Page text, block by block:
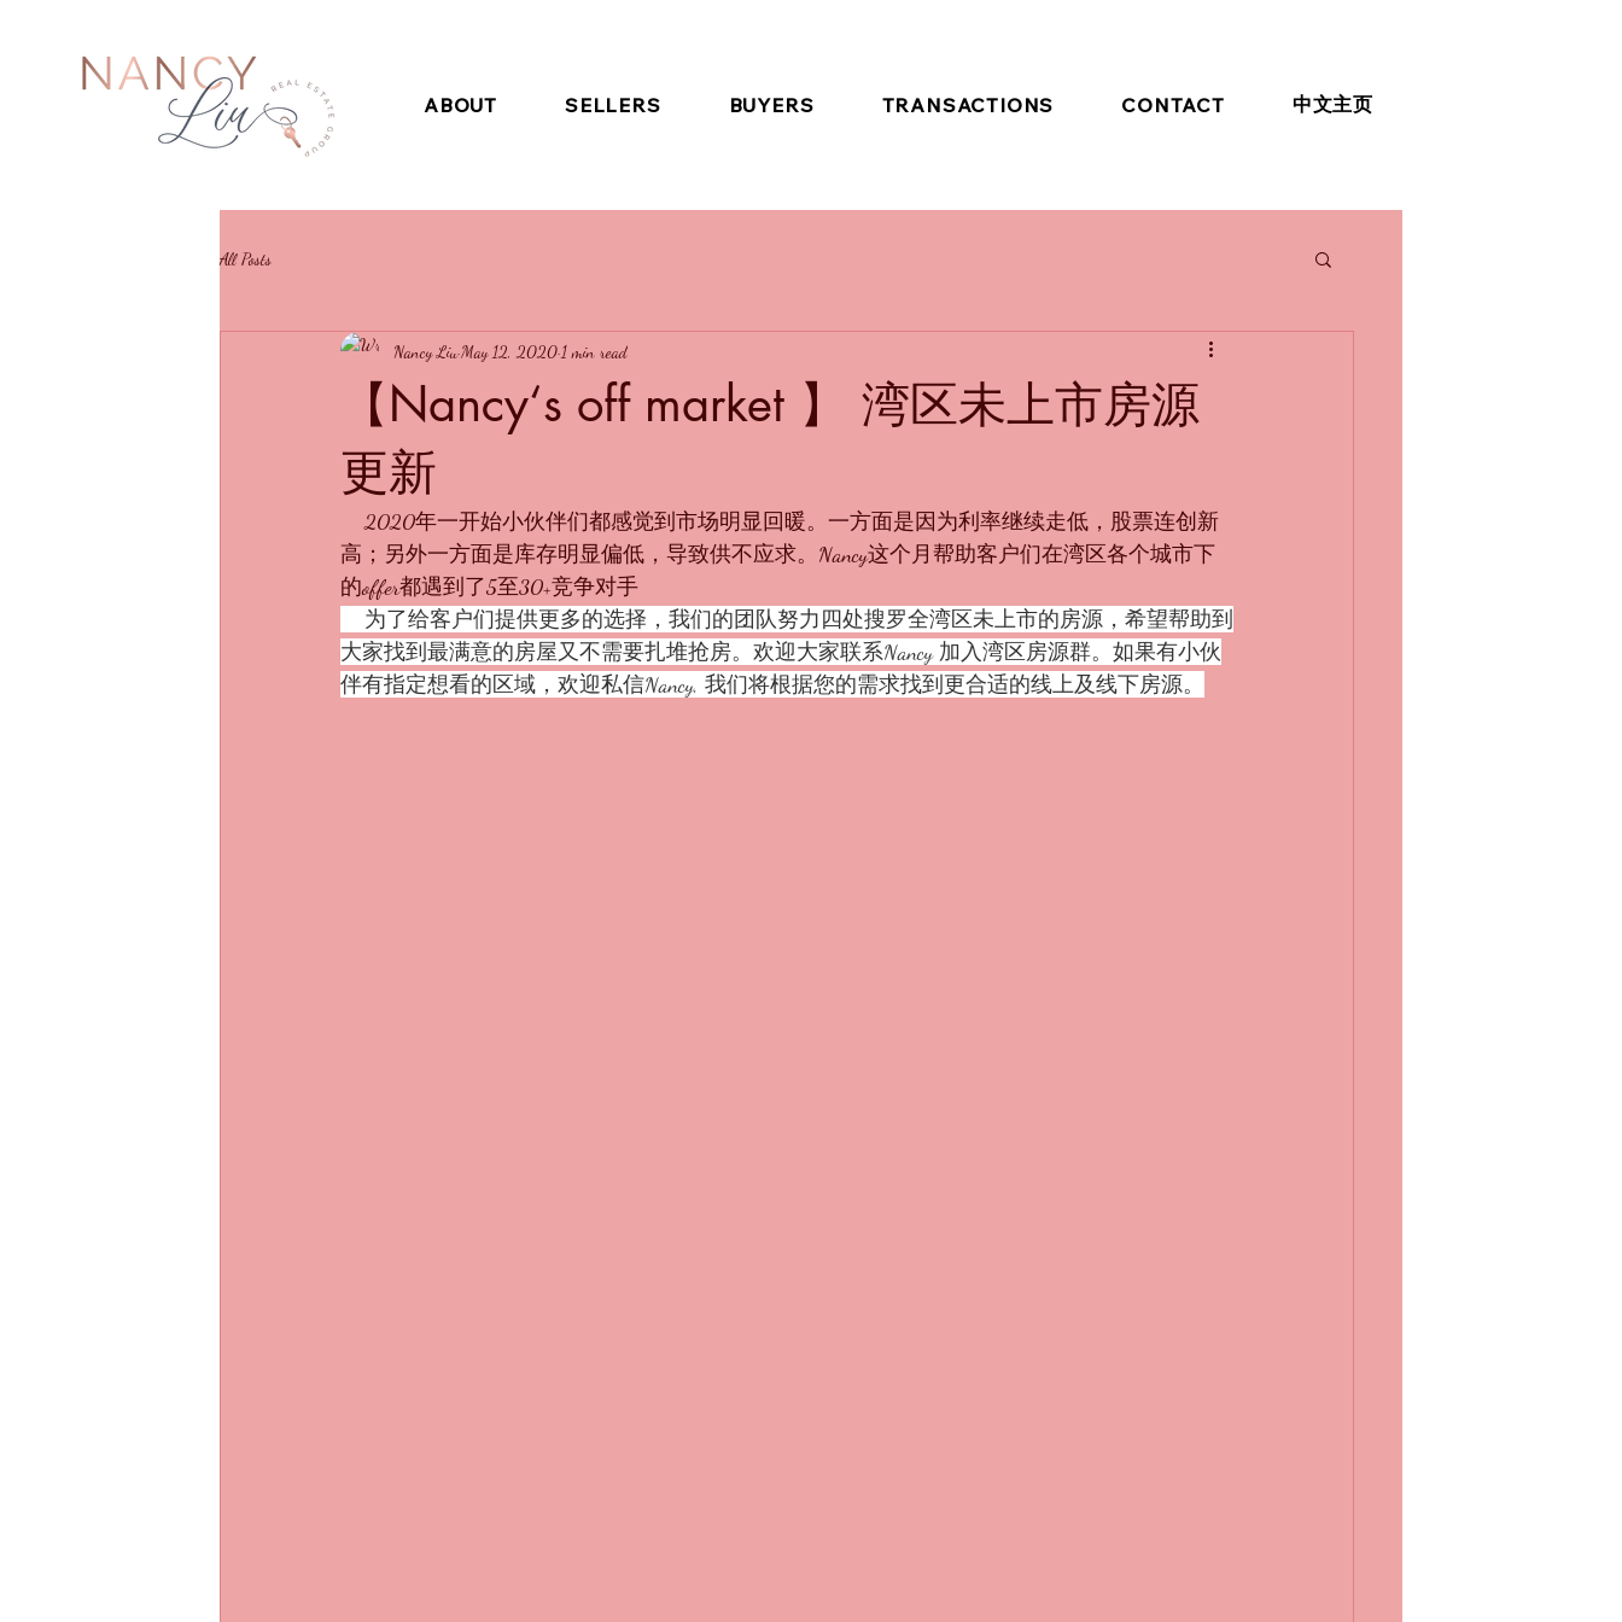
ABOUT SELLERS BUYERS TRANSACTIONS CONTACT 中文主页
All Posts
【Nancy‘s off market 】 湾区未上市房源
更新
Nancy LiuMay 12, 2020 1 min read
    2020年一开始小伙伴们都感觉到市场明显回暖。一方面是因为利率继续走低，股票连创新
高；另外一方面是库存明显偏低，导致供不应求。Nancy这个月帮助客户们在湾区各个城市下
的offer都遇到了5至30+竞争对手
大家找到最满意的房屋又不需要扎堆抢房。欢迎大家联系Nancy 加入湾区房源群。如果有小伙
伴有指定想看的区域，欢迎私信Nancy, 我们将根据您的需求找到更合适的线上及线下房源。